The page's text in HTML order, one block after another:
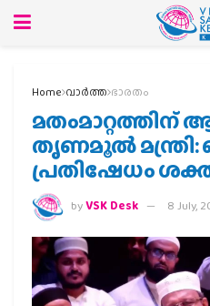
Home വാര്‍ത്ത ഭാരതം
മതംമാറ്റത്തിന്
തൃണമൂല്‍ മന്ത്രി:
പ്രതിഷേധം
byVSK Desk 8 July,